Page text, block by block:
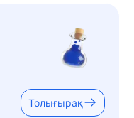
Толығырақ